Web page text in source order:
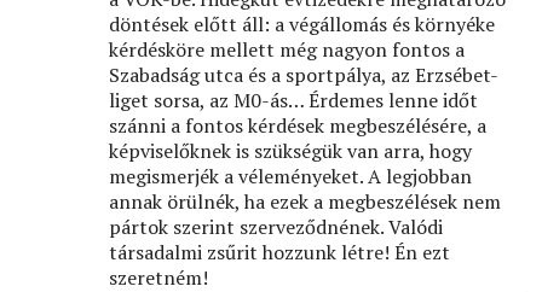
döntések előtt áll: a végállomás és környéke
kérdésköre mellett még nagyon fontos a
Szabadság utca és a sportpálya, az Erzsébet-
liget sorsa, az M0-ás… Érdemes lenne időt
szánni a fontos kérdések megbeszélésére, a
képviselőknek is szükségük van arra, hogy
megismerjék a véleményeket. A legjobban
annak örülnék, ha ezek a megbeszélések nem
pártok szerint szerveződnének. Valódi
társadalmi zsűrit hozzunk létre! Én ezt
szeretném!